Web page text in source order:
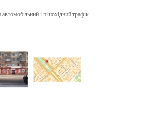
автомобільний і пішохідний трафік.